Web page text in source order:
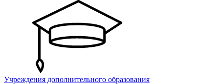
Учреждения дополнительного образования